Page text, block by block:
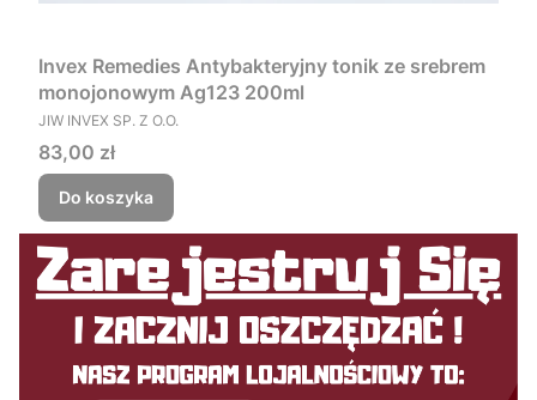
Invex Remedies Antybakteryjny tonik ze srebrem
monojonowym Ag123 200ml
PRODUCENT
JIW INVEX SP. Z O.O.
Cena
83,00 zł
Do koszyka